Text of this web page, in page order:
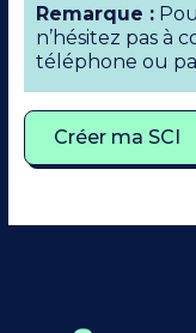
Remarque :
n’hésitez pas à
téléphone ou
Créer ma SCI